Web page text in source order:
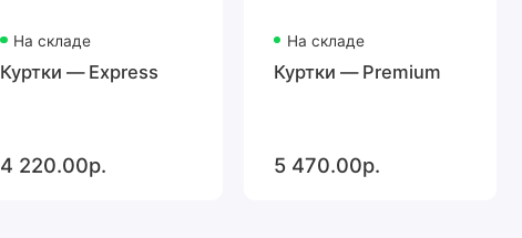
На складе
Куртки — Express
4 220.00р.
На складе
Куртки — Premium
5 470.00р.